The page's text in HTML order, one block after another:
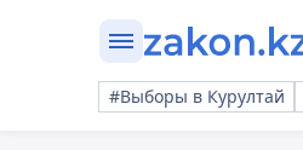
#Выборы в Курултай